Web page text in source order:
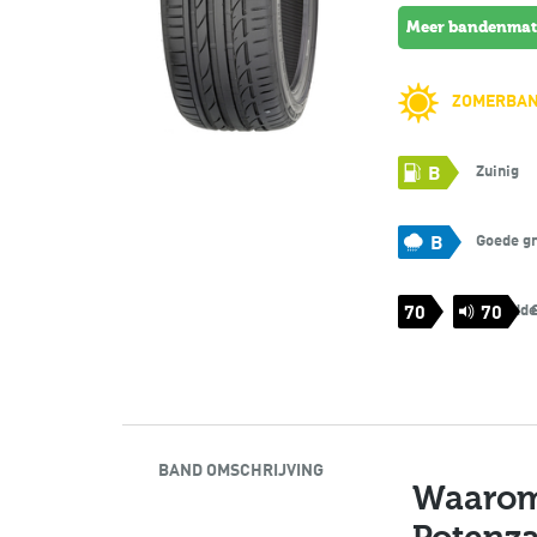
meer
B Zuinig
B Goede
70 70
BAND OMSCHRIJVING